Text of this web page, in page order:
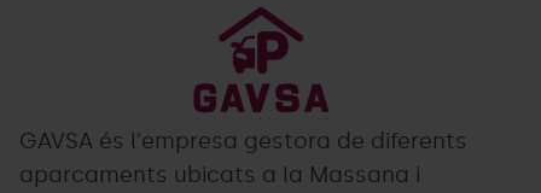
GAVSA.png
Grandvalira
GAVSA és l'empresa gestora de diferents
aparcaments ubicats a la Massana i